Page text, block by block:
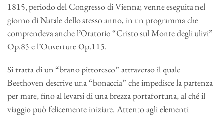
1815, periodo del Congresso di Vienna; venne eseguita nel
giorno di Natale dello stesso anno, in un programma che
comprendeva anche l’Oratorio “Cristo sul Monte degli ulivi”
Op.85 e l’Ouverture Op.115.
Si tratta di un “brano pittoresco” attraverso il quale
Beethoven descrive una “bonaccia” che impedisce la partenza
per mare, fino al levarsi di una brezza portafortuna, al ché il
viaggio può felicemente iniziare. Attento agli elementi